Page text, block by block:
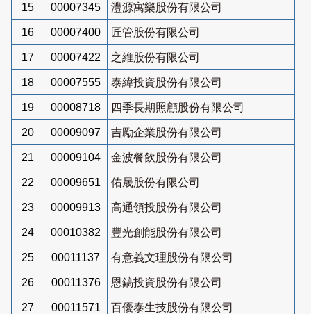
15 00007345 灃源寓樂股份有限公司
16 00007400 匠管股份有限公司
17 00007422 之維股份有限公司
18 00007555 泰緯投資股份有限公司
19 00008718 四季長期照顧股份有限公司
20 00009097 吉勵企業股份有限公司
21 00009104 金波餐飲股份有限公司
22 00009651 佑晟股份有限公司
23 00009913 高通領投股份有限公司
24 00010382 豐光創能股份有限公司
25 00011137 有意義文理股份有限公司
26 00011376 恩鎬投資股份有限公司
27 00011571 百優泰生技股份有限公司